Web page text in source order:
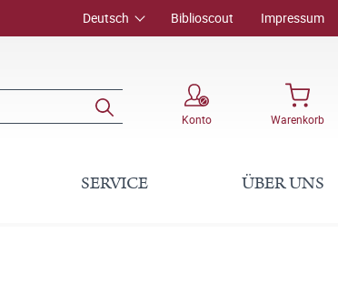
Deutsch Biblioscout Impressum
Konto Warenkorb
SERVICE ÜBER UNS